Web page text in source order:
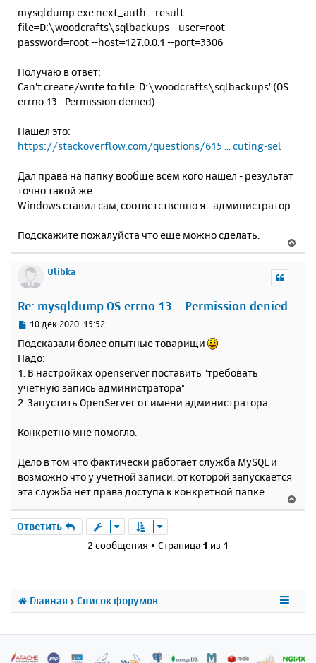
mysqldump.exe next_auth --result-
file=D:\woodcrafts\sqlbackups --user=root --
password=root --host=127.0.0.1 --port=3306
Получаю в ответ:
Can't create/write to file 'D:\woodcrafts\sqlbackups' (OS
errno 13 - Permission denied)
Нашел это:
https://stackoverflow.com/questions/615 ... cuting-sel
Дал права на папку вообще всем кого нашел - результат
точно такой же.
Windows ставил сам, соответственно я - администратор.
Подскажите пожалуйста что еще можно сделать.
е
Ulibka
Re: mysqldump OS errno 13 - Permission denied
С
о
б
щ
е
н
10 дек 2020, 15:52
Подсказали более опытные товарищи
Надо:
1. В настройках openserver поставить "требовать
учетную запись администратора"
2. Запустить OpenServer от имени администратора
Конкретно мне помогло.
Дело в том что фактически работает служба MySQL и
возможно что у учетной записи, от которой запускается
эта служба нет права доступа к конкретной папке.
е
с
н
ч
Ответить
2 сообщения • Страница 1 из 1
Главная Список форумов